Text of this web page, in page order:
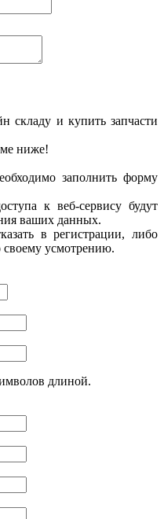
складу и купить запчасти
ниже!
заполнить форму
к веб-сервису будут
ваших данных.
в регистрации, либо
своему усмотрению.
длиной.